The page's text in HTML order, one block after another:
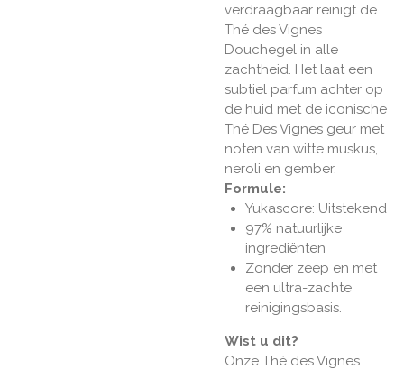
verdraagbaar reinigt de
Thé des Vignes
Douchegel in alle
zachtheid. Het laat een
subtiel parfum achter op
de huid met de iconische
Thé Des Vignes geur met
noten van witte muskus,
neroli en gember.
Formule:
Yukascore: Uitstekend
97% natuurlijke
ingrediënten
Zonder zeep en met
een ultra-zachte
reinigingsbasis.
Wist u dit?
Onze Thé des Vignes